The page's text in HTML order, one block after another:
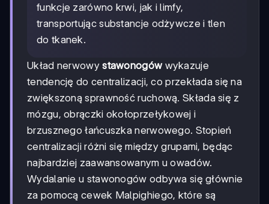
funkcje zarówno krwi, jak i limfy,
transportując substancje odżywcze i tlen
do tkanek.
Układ nerwowystawonogówwykazuje
tendencję do centralizacji, co przekłada się na
zwiększoną sprawność ruchową. Składa się z
mózgu, obrączki okołoprzełykowej i
brzusznego łańcuszka nerwowego. Stopień
centralizacji różni się między grupami, będąc
najbardziej zaawansowanym u owadów.
Wydalanie u stawonogów odbywa się głównie
za pomocą cewek Malpighiego, które są